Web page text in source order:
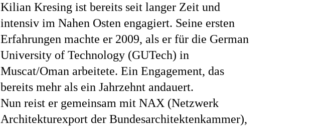
Projekte
Magazine
Kilian Kresing ist bereits seit langer Zeit und
intensiv im Nahen Osten engagiert. Seine ersten
Erfahrungen machte er 2009, als er für die German
University of Technology (GUTech) in
Muscat/Oman arbeitete. Ein Engagement, das
bereits mehr als ein Jahrzehnt andauert.
Nun reist er gemeinsam mit NAX (Netzwerk
Architekturexport der Bundesarchitektenkammer),